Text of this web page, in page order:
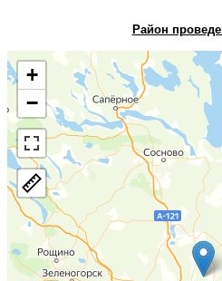
Район
+
−